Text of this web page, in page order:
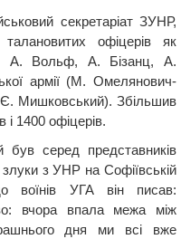
секретаріат ЗУНР,
офіцерів як
А. Вольф, А. Бізанц, А.
армії (М. Омелянович-
Мишковський). Збільшив
і 1400 офіцерів.
був серед представників
з УНР на Софіївській
воїнів УГА він писав:
вчора впала межа між
дня ми всі вже